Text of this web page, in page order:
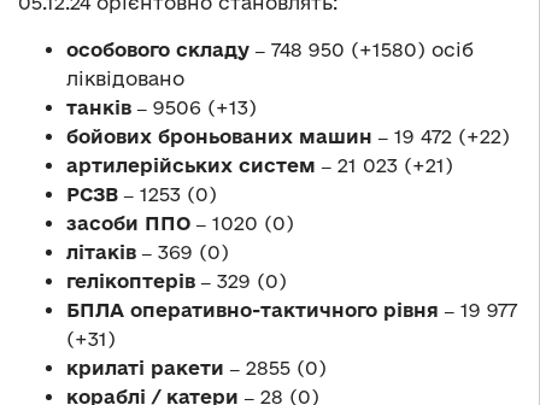
особового складу ‒ 748 950 (+1580) осіб
ліквідовано
танків ‒ 9506 (+13)
бойових броньованих машин ‒ 19 472 (+22)
артилерійських систем ‒ 21 023 (+21)
РСЗВ ‒ 1253 (0)
засоби ППО ‒ 1020 (0)
літаків ‒ 369 (0)
гелікоптерів ‒ 329 (0)
БПЛА оперативно-тактичного рівня ‒ 19 977
(+31)
крилаті ракети ‒ 2855 (0)
кораблі / катери ‒ 28 (0)